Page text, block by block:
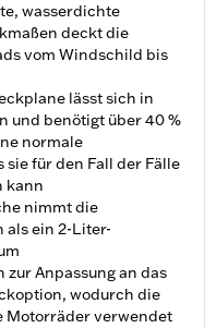
wasserdichte
deckt die
vom Windschild bis
lässt sich in
und benötigt über 40 %
normale
für den Fall der Fälle
kann
nimmt die
als ein 2-Liter-
Anpassung an das
wodurch die
Motorräder verwendet